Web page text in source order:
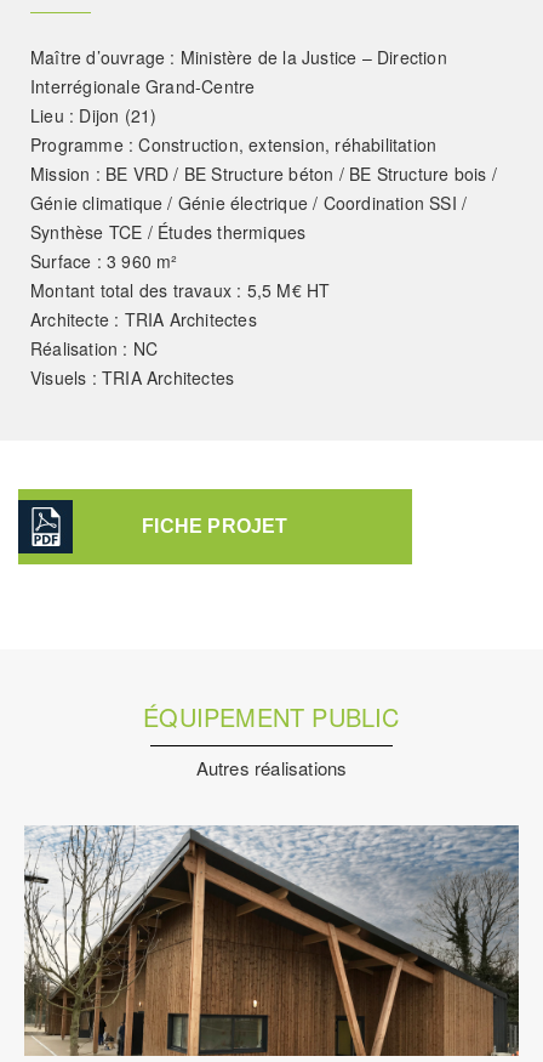
Maître d’ouvrage : Ministère de la Justice – Direction
Interrégionale Grand-Centre
Lieu : Dijon (21)
Programme : Construction, extension, réhabilitation
Mission : BE VRD / BE Structure béton / BE Structure bois /
Génie climatique / Génie électrique / Coordination SSI /
Synthèse TCE / Études thermiques
Surface : 3 960 m²
Montant total des travaux : 5,5 M€ HT
Architecte : TRIA Architectes
Réalisation : NC
Visuels : TRIA Architectes
FICHE PROJET
ÉQUIPEMENT PUBLIC
Autres réalisations
Équipement Public Fluides Ingenierie TCE Pilotage
D'opération / MOEX
Structure VRD